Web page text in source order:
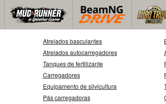
Atrelados basculantes
Atrelados autocarregadores
Tanques de fertilizante
Carregadores
Equipamento de silvicultura
Pás carregadoras